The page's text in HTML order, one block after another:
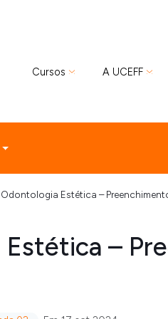
Cursos A UCEFF
Odontologia Estética –
–